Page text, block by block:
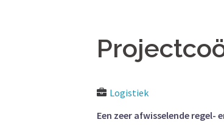
Logistiek
Een zeer afwisselende